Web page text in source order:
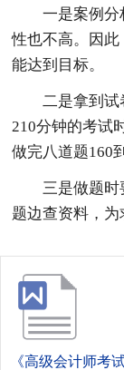
一是案例
性也不高。因
能达到目标。
二是拿到
210分钟的考试
做完八道题160
三是做题
题边查资料，为
《高级会计师考